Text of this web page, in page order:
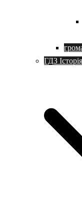
ГДЗ